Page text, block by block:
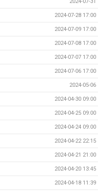
2024-07-28 17:00
2024-07-09 17:00
2024-07-08 17:00
2024-07-07 17:00
2024-07-06 17:00
2024-05-06
2024-04-30 09:00
2024-04-25 09:00
2024-04-24 09:00
2024-04-22 22:15
2024-04-21 21:00
2024-04-20 13:45
2024-04-18 11:39